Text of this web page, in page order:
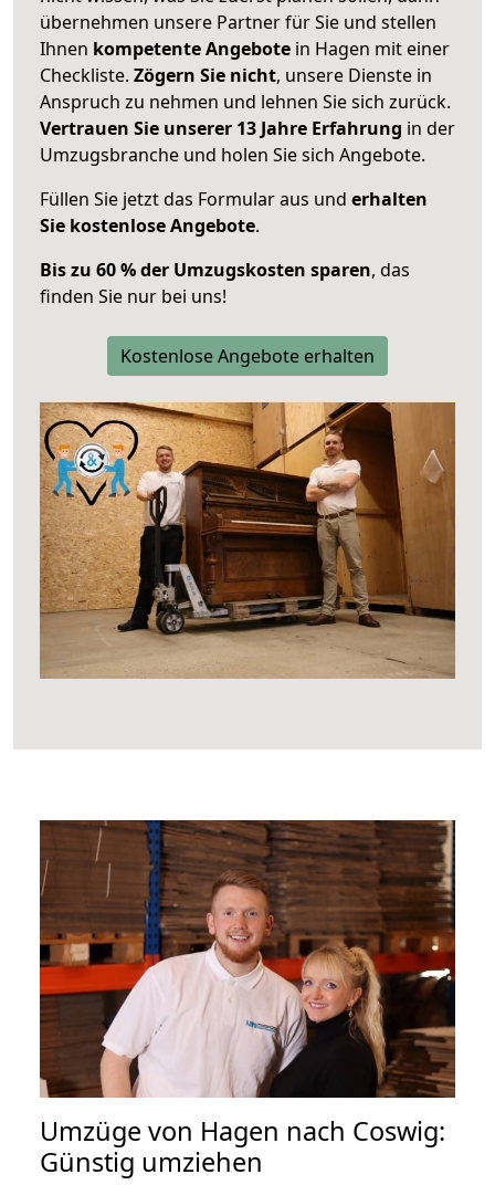
übernehmen unsere Partner für Sie und stellen
Ihnen kompetente Angebote in Hagen mit einer
Checkliste. Zögern Sie nicht, unsere Dienste in
Anspruch zu nehmen und lehnen Sie sich zurück.
Vertrauen Sie unserer 13 Jahre Erfahrung in der
Umzugsbranche und holen Sie sich Angebote.
Füllen Sie jetzt das Formular aus und erhalten
Sie kostenlose Angebote.
Bis zu 60 % der Umzugskosten sparen, das
finden Sie nur bei uns!
Kostenlose Angebote erhalten
Umzüge von Hagen nach Coswig:
Günstig umziehen